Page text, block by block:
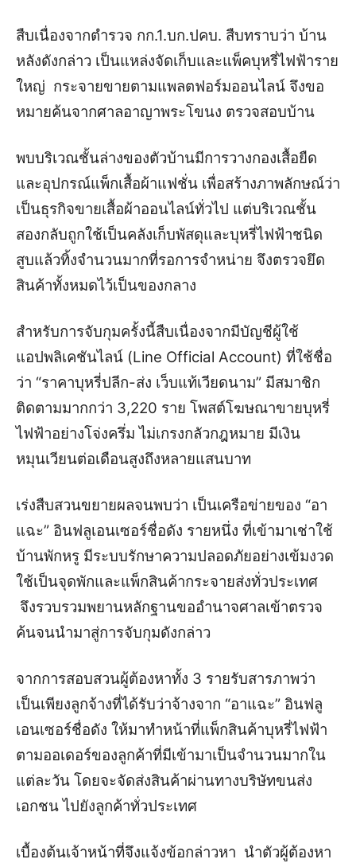
สืบเนื่องจากตำรวจ กก.1.บก.ปคบ. สืบทราบว่า บ้าน
หลังดังกล่าว เป็นแหล่งจัดเก็บและแพ็คบุหรี่ไฟฟ้าราย
ใหญ่ กระจายขายตามแพลตฟอร์มออนไลน์ จึงขอ
หมายค้นจากศาลอาญาพระโขนง ตรวจสอบบ้าน
พบบริเวณชั้นล่างของตัวบ้านมีการวางกองเสื้อยืด
และอุปกรณ์แพ็กเสื้อผ้าแฟชั่น เพื่อสร้างภาพลักษณ์ว่า
เป็นธุรกิจขายเสื้อผ้าออนไลน์ทั่วไป แต่บริเวณชั้น
สองกลับถูกใช้เป็นคลังเก็บพัสดุและบุหรี่ไฟฟ้าชนิด
สูบแล้วทิ้งจำนวนมากที่รอการจำหน่าย ​จึงตรวจยึด
สินค้าทั้งหมดไว้เป็นของกลาง
สำหรับการจับกุมครั้งนี้สืบเนื่องจากมีบัญชีผู้ใช้
แอปพลิเคชันไลน์ (Line Official Account) ที่ใช้ชื่อ
ว่า “ราคาบุหรี่ปลีก-ส่ง เว็บแท้เวียดนาม” มีสมาชิก
ติดตามมากกว่า 3,220 ราย โพสต์โฆษณาขายบุหรี่
ไฟฟ้าอย่างโจ่งครึ่ม ไม่เกรงกลัวกฎหมาย มีเงิน
หมุนเวียนต่อเดือนสูงถึงหลายแสนบาท
เร่งสืบสวนขยายผลจนพบว่า เป็นเครือข่ายของ “อา
แฉะ” อินฟลูเอนเซอร์ชื่อดัง รายหนึ่ง ที่เข้ามาเช่าใช้
บ้านพักหรู มีระบบรักษาความปลอดภัยอย่างเข้มงวด
ใช้เป็นจุดพักและแพ็กสินค้ากระจายส่งทั่วประเทศ
จึงรวบรวมพยานหลักฐานขออำนาจศาลเข้าตรวจ
ค้นจนนำมาสู่การจับกุมดังกล่าว
จากการสอบสวนผู้ต้องหาทั้ง 3 รายรับสารภาพว่า
เป็นเพียงลูกจ้างที่ได้รับว่าจ้างจาก “อาแฉะ” อินฟลู
เอนเซอร์ชื่อดัง ให้มาทำหน้าที่แพ็กสินค้าบุหรี่ไฟฟ้า
ตามออเดอร์ของลูกค้าที่มีเข้ามาเป็นจำนวนมากใน
แต่ละวัน โดยจะจัดส่งสินค้าผ่านทางบริษัทขนส่ง
เอกชน ไปยังลูกค้าทั่วประเทศ
เบื้องต้นเจ้าหน้าที่จึงแจ้งข้อกล่าวหา นำตัวผู้ต้องหา